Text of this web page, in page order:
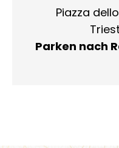
Piazza
Parken nach